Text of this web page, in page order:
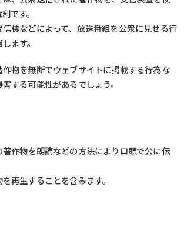
です。
機などによって、放送番組を公衆に見せる行
ます。
物を無断でウェブサイトに掲載する行為な
する可能性があるでしょう。
作物を朗読などの方法により口頭で公に伝
再生することを含みます。